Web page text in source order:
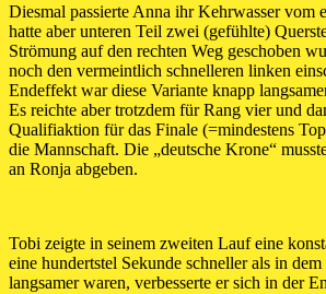
Diesmal passierte Anna ihr Kehrwasser vom
hatte aber unteren Teil zwei (gefühlte)
Strömung auf den rechten Weg geschoben
noch den vermeintlich schnelleren linken
Endeffekt war diese Variante knapp
Es reichte aber trotzdem für Rang vier und
Qualifiaktion für das Finale (=mindestens
die Mannschaft. Die „deutsche Krone“
an Ronja abgeben.
Tobi zeigte in seinem zweiten Lauf eine
eine hundertstel Sekunde schneller als in
langsamer waren, verbesserte er sich in der